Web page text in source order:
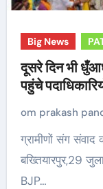
Big News
दूसरे दिन भी
पहुंचे
om prakash
ग्रामीणों संग संवाद कर जाना उनकी समस्याएं, दिया आश्वासन
बख्तियारपुर,29
BJP…